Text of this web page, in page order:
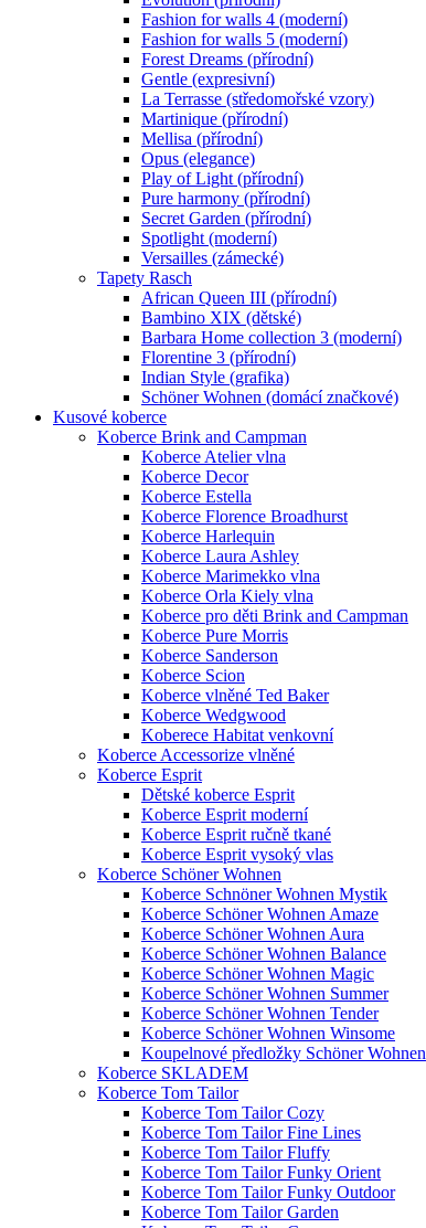
Fashion for walls 4 (moderní)
Fashion for walls 5 (moderní)
Forest Dreams (přírodní)
Gentle (expresivní)
La Terrasse (středomořské vzory)
Martinique (přírodní)
Mellisa (přírodní)
Opus (elegance)
Play of Light (přírodní)
Pure harmony (přírodní)
Secret Garden (přírodní)
Spotlight (moderní)
Versailles (zámecké)
Tapety Rasch
African Queen III (přírodní)
Bambino XIX (dětské)
Barbara Home collection 3 (moderní)
Florentine 3 (přírodní)
Indian Style (grafika)
Schöner Wohnen (domácí značkové)
Kusové koberce
Koberce Brink and Campman
Koberce Atelier vlna
Koberce Decor
Koberce Estella
Koberce Florence Broadhurst
Koberce Harlequin
Koberce Laura Ashley
Koberce Marimekko vlna
Koberce Orla Kiely vlna
Koberce pro děti Brink and Campman
Koberce Pure Morris
Koberce Sanderson
Koberce Scion
Koberce vlněné Ted Baker
Koberce Wedgwood
Koberece Habitat venkovní
Koberce Accessorize vlněné
Koberce Esprit
Dětské koberce Esprit
Koberce Esprit moderní
Koberce Esprit ručně tkané
Koberce Esprit vysoký vlas
Koberce Schöner Wohnen
Koberce Schnöner Wohnen Mystik
Koberce Schöner Wohnen Amaze
Koberce Schöner Wohnen Aura
Koberce Schöner Wohnen Balance
Koberce Schöner Wohnen Magic
Koberce Schöner Wohnen Summer
Koberce Schöner Wohnen Tender
Koberce Schöner Wohnen Winsome
Koupelnové předložky Schöner Wohnen
Koberce SKLADEM
Koberce Tom Tailor
Koberce Tom Tailor Cozy
Koberce Tom Tailor Fine Lines
Koberce Tom Tailor Fluffy
Koberce Tom Tailor Funky Orient
Koberce Tom Tailor Funky Outdoor
Koberce Tom Tailor Garden